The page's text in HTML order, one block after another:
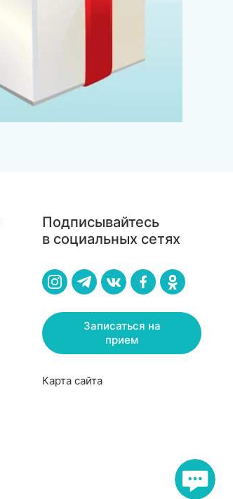
Подписывайтесь
в социальных сетях
Записаться на
прием
Карта сайта